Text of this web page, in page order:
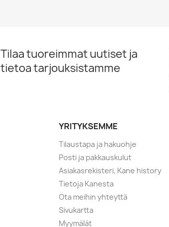
Tilaa tuoreimmat uutiset ja
tietoa tarjouksistamme
YRITYKSEMME
Tilaustapa ja hakuohje
Posti ja pakkauskulut
Asiakasrekisteri, Kane history
Tietoja Kanesta
Ota meihin yhteyttä
Sivukartta
Myymälät